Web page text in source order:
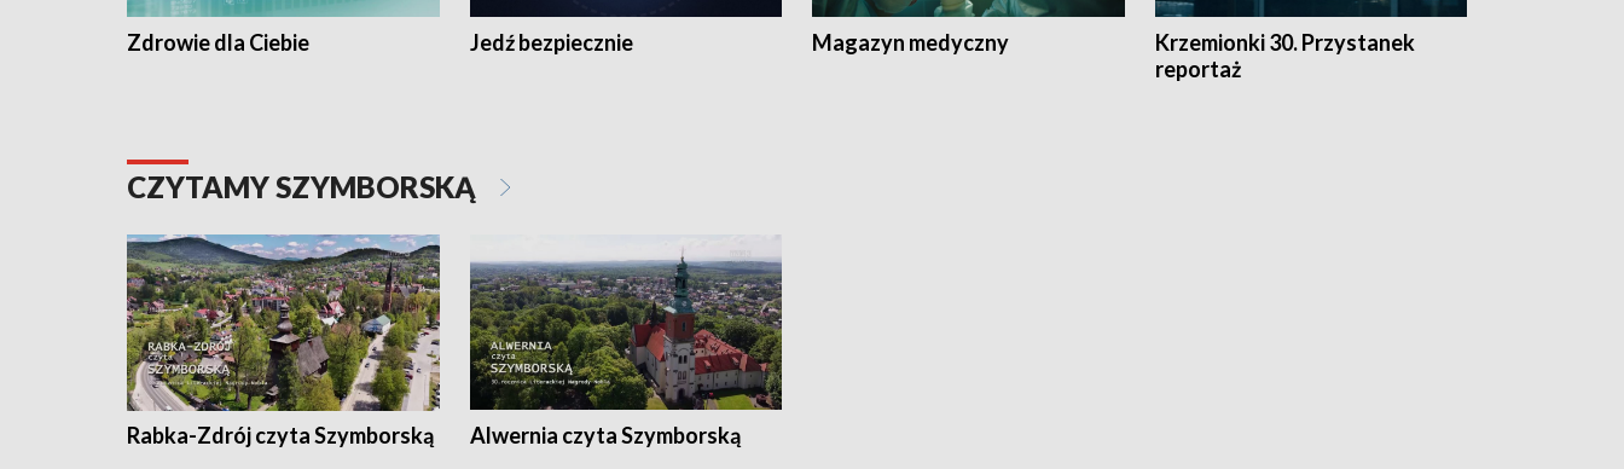
Zdrowie dla Ciebie Jedź bezpiecznie Magazyn medyczny
Krzemionki 30. Przystanek
reportaż
CZYTAMY SZYMBORSKĄ
Rabka-Zdrój czyta Szymborską Alwernia czyta Szymborską